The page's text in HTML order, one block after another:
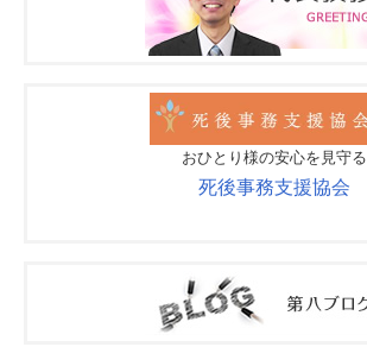
おひとり様の安心を見守る
死後事務支援協会